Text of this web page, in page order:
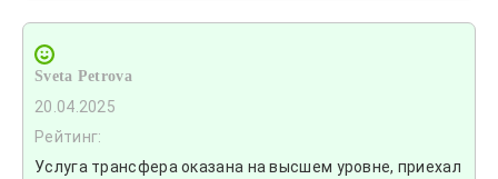
Sveta Petrova
20.04.2025
Рейтинг:
Услуга трансфера оказана на высшем уровне, приехал